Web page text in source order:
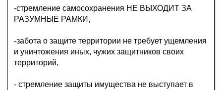
-стремление самосохранения НЕ ВЫХОДИТ ЗА
РАЗУМНЫЕ РАМКИ,
-забота о защите территории не требует ущемления
и уничтожения иных, чужих защитников своих
территорий,
- стремление защиты имущества не выступает в